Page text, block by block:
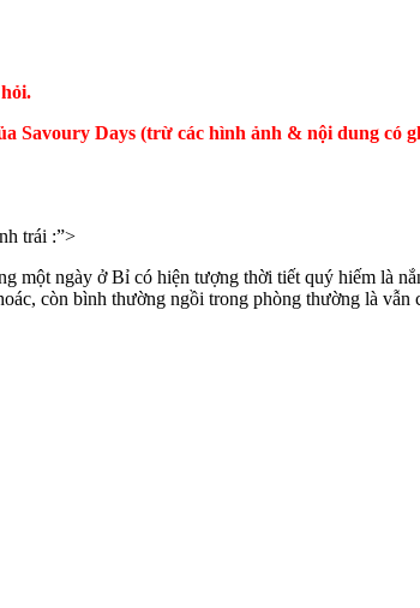
Savoury Days (trừ các hình ảnh & nội dung
trái :”>
một ngày ở Bỉ có hiện tượng thời tiết quý hiếm là
còn bình thường ngồi trong phòng thường là vẫn